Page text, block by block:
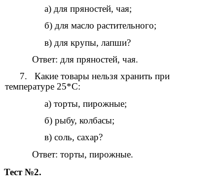
а) для пряностей, чая;
б) для масло растительного;
в) для крупы, лапши?
Ответ: для пряностей, чая.
7. Какие товары нельзя хранить при
температуре 25*С:
а) торты, пирожные;
б) рыбу, колбасы;
в) соль, сахар?
Ответ: торты, пирожные.
Тест №2.